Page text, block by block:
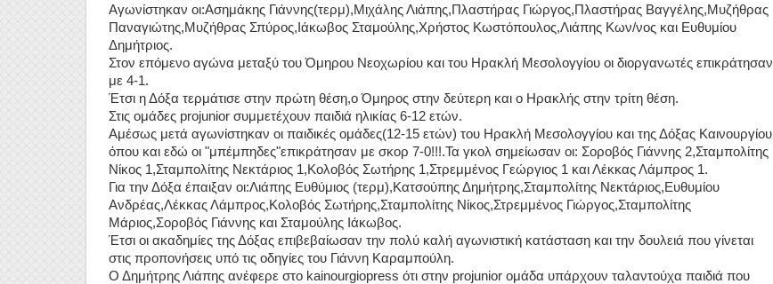
Αγωνίστηκαν οι:Ασημάκης Γιάννης(τερμ),Μιχάλης Λιάπης,Πλαστήρας Γιώργος,Πλαστήρας Βαγγέλης,Μυζήθρας
Παναγιώτης,Μυζήθρας Σπύρος,Ιάκωβος Σταμούλης,Χρήστος Κωστόπουλος,Λιάπης Κων/νος και Ευθυμίου
Δημήτριος.
Στον επόμενο αγώνα μεταξύ του Όμηρου Νεοχωρίου και του Ηρακλή Μεσολογγίου οι διοργανωτές επικράτησαν
με 4-1.
Έτσι η Δόξα τερμάτισε στην πρώτη θέση,ο Όμηρος στην δεύτερη και ο Ηρακλής στην τρίτη θέση.
Στις ομάδες projunior συμμετέχουν παιδιά ηλικίας 6-12 ετών.
Αμέσως μετά αγωνίστηκαν οι παιδικές ομάδες(12-15 ετών) του Ηρακλή Μεσολογγίου και της Δόξας Καινουργίου
όπου και εδώ οι "μπέμπηδες"επικράτησαν με σκορ 7-0!!!.Τα γκολ σημείωσαν οι: Σοροβός Γιάννης 2,Σταμπολίτης
Νίκος 1,Σταμπολίτης Νεκτάριος 1,Κολοβός Σωτήρης 1,Στρεμμένος Γεώργιος 1 και Λέκκας Λάμπρος 1.
Για την Δόξα έπαιξαν οι:Λιάπης Ευθύμιος (τερμ),Κατσούπης Δημήτρης,Σταμπολίτης Νεκτάριος,Ευθυμίου
Ανδρέας,Λέκκας Λάμπρος,Κολοβός Σωτήρης,Σταμπολίτης Νίκος,Στρεμμένος Γιώργος,Σταμπολίτης
Μάριος,Σοροβός Γιάννης και Σταμούλης Ιάκωβος.
Έτσι οι ακαδημίες της Δόξας επιβεβαίωσαν την πολύ καλή αγωνιστική κατάσταση και την δουλειά που γίνεται
στις προπονήσεις υπό τις οδηγίες του Γιάννη Καραμπούλη.
Ο Δημήτρης Λιάπης ανέφερε στο kainourgiopress ότι στην projunior ομάδα υπάρχουν ταλαντούχα παιδιά που